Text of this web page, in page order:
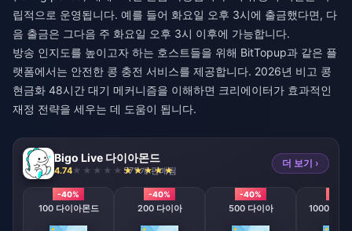
립적으로 운영됩니다. 예를 들어 화요일 오후 3시에 출금했다면, 다
음 출금은 그다음 주 화요일 오후 3시 이후에 가능합니다.
방송 인지도를 높이고자 하는 호스트들을 위해 BitTopup과 같은 플
랫폼에서는 안전한 콩 충전 서비스를 제공합니다. 2026년 비고 콩
현금화 48시간 대기 메커니즘을 이해하면 크리에이터가 효과적인
재정 전략을 세우는 데 도움이 됩니다.
Bigo Live 다이아몬드
4.74 571 개 판매됨
더 보기 ›
-40%
100 다이아몬드
-40%
200 다이아
-40%
500 다이아 1000 다이